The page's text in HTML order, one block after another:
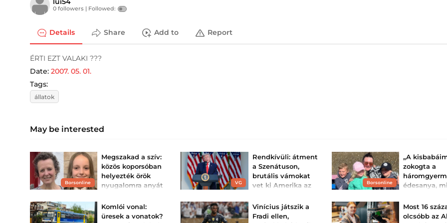
0 followers | Followed:
Details Share Add to Report
ÉRTI EZT VALAKI ???
Date: 2007. 05. 01.
Tags:
állatok
May be interested
Borsonline
Megszakad a szív:
közös koporsóban
helyezték örök
nyugalomra anyát
Közös koporsóban
helyezték örök
nyugalomra azt a brit
VG
Rendkívüli: átment
a Szenátuson,
brutális vámokat
vet ki Amerika az
földgázra – Magy...
Washington újabb
nyomást helyezne
Borsonline
„A
zokogta a
édesanya,
rejtélyes
gyóg...
Komlói vonal:
üresek a vonatok?
Vinícius játszik a
Fradi ellen,
Most 16
olcsóbb az